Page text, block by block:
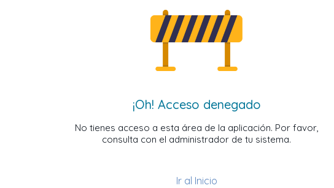
¡Oh! Acceso denegado
No tienes acceso a esta área de la aplicación. Por favor,
consulta con el administrador de tu sistema.
Ir al Inicio